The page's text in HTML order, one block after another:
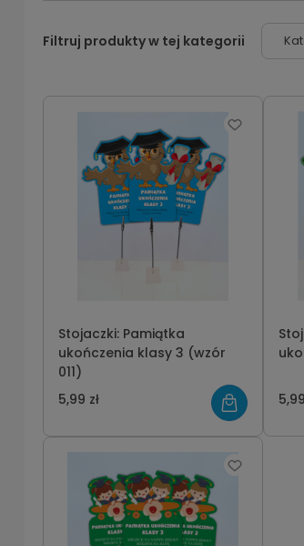
Stojaczki: Pamiątka
ukończenia klasy 3 (wzór
011)
5,99 zł